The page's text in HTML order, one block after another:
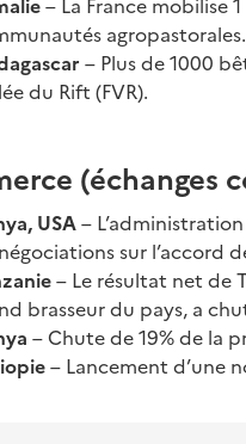
agropastorales.
– Plus de 1000
du Rift (FVR).
(échanges
USA–
sur l’accord
– Le résultat net de
brasseur du pays, a
– Chute de 19% de la
– Lancement d’une